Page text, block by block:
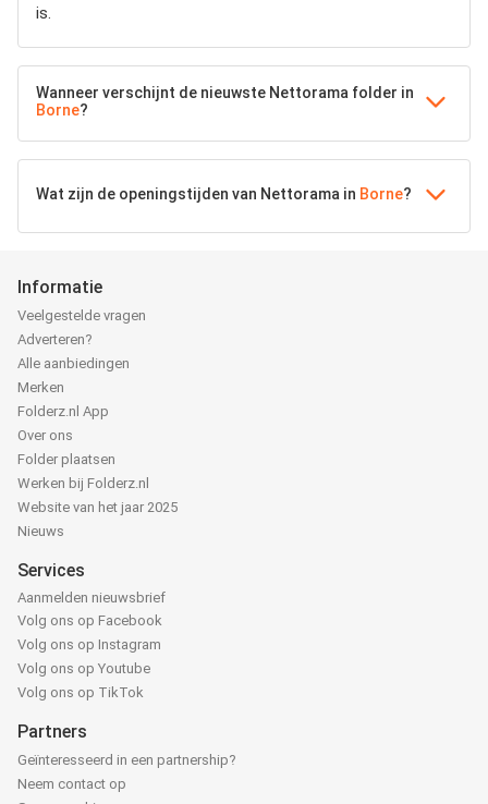
is.
Wanneer verschijnt de nieuwste Nettorama folder in
Borne?
Wat zijn de openingstijden van Nettorama in Borne?
Informatie
Veelgestelde vragen
Adverteren?
Alle aanbiedingen
Merken
Folderz.nl App
Over ons
Folder plaatsen
Werken bij Folderz.nl
Website van het jaar 2025
Nieuws
Services
Aanmelden nieuwsbrief
Volg ons op Facebook
Volg ons op Instagram
Volg ons op Youtube
Volg ons op TikTok
Partners
Geïnteresseerd in een partnership?
Neem contact op